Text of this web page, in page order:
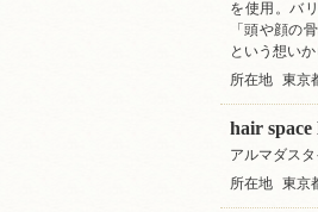
を使用。バ
「頭や顔の
という想い
所在地
東京
hair
アルマダス
所在地
東京